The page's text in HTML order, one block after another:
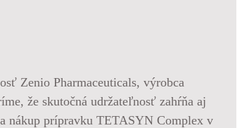
Zenio Pharmaceuticals, výrobca
že skutočná udržateľnosť zahŕňa aj
nákup prípravku TETASYN Complex v